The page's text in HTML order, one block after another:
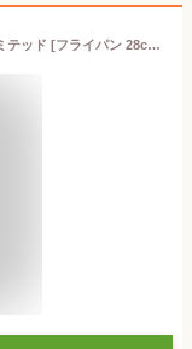
T-fal G26506 IHハードチタニウム・アンリミテッド [フライパン 28cm (IH対応)]